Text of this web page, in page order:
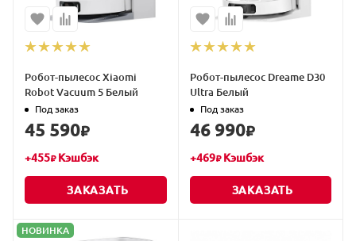
Робот-пылесос Xiaomi
Robot Vacuum 5 Белый
Под заказ
45 590₽
+455₽Кэшбэк
ЗАКАЗАТЬ
Робот-пылесос Dreame D30
Ultra Белый
Под заказ
46 990₽
+469₽Кэшбэк
ЗАКАЗАТЬ
НОВИНКА